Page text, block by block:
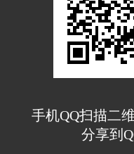
手机QQ扫描二
分享到